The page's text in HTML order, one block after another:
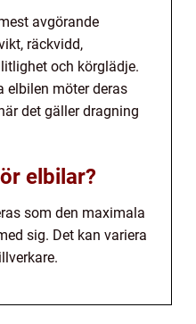
avgörande
räckvidd,
och körglädje.
elbilen möter deras
det gäller dragning
elbilar?
som den maximala
sig. Det kan variera